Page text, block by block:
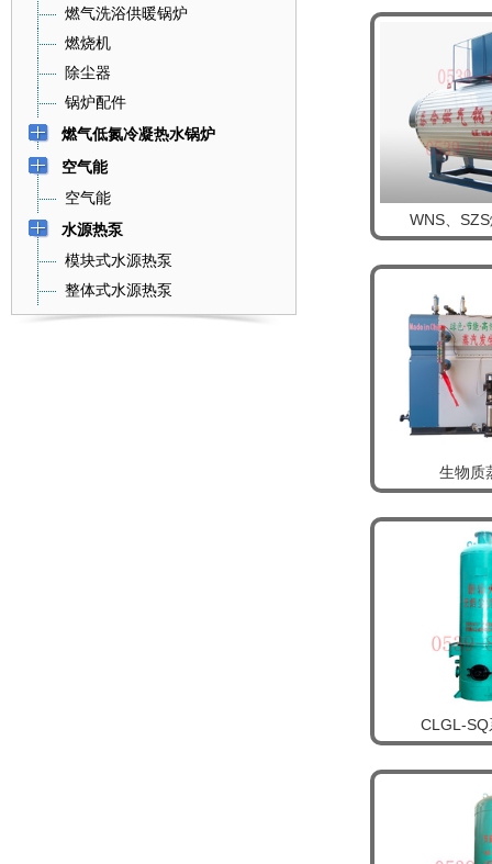
燃气洗浴供暖锅炉
燃烧机
除尘器
锅炉配件
燃气低氮冷凝热水锅炉
空气能
空气能
水源热泵
模块式水源热泵
整体式水源热泵
WNS、
生物质
CLGL-